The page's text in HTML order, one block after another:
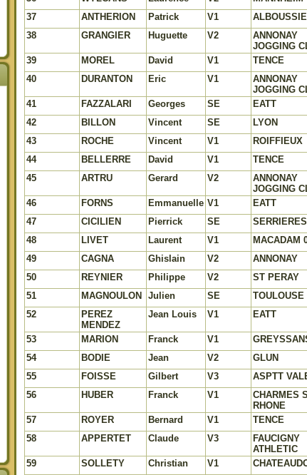
37
ANTHERION Patrick V1
38
GRANGIER Huguette V2
ANNONAY
JOGGING
39 MOREL David V1 TENCE
40
DURANTON Eric V1
ANNONAY
JOGGING
41 FAZZALARI Georges SE EATT
42
BILLON Vincent SE LYON
43
ROCHE Vincent V1 ROIFFIEUX
44
BELLERRE David V1 TENCE
45
ARTRU Gerard V2
ANNONAY
JOGGING
46 FORNS Emmanuelle V1 EATT
47
CICILIEN Pierrick SE SERRIERES
48
LIVET Laurent V1 MACADAM
49
CAGNA Ghislain V2 ANNONAY
50
REYNIER Philippe V2 ST PERAY
51
MAGNOULON Julien SE TOULOUSE
52
PEREZ
MENDEZ
Jean Louis V1 EATT
53 MARION Franck V1
54
BODIE Jean V2 GLUN
55
FOISSE Gilbert V3 ASPTT
56
HUBER Franck V1
CHARMES
RHONE
57 ROYER Bernard V1 TENCE
58
APPERTET Claude V3
FAUCIGNY
ATHLETIC
59 SOLLETY Christian V1